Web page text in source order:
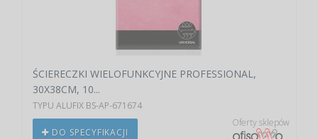
ŚCIERECZKI WIELOFUNKCYJNE PROFESSIONAL,
30X38CM, 10...
TYPU ALUFIX BS-AP-671674
DO SPECYFIKACJI
Oferty sklepów